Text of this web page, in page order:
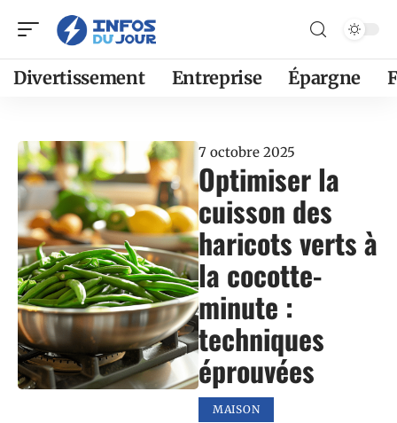
Divertissement Entreprise Épargne
7 octobre 2025
Optimiser la
cuisson des
haricots verts à
la cocotte-
minute :
techniques
éprouvées
MAISON